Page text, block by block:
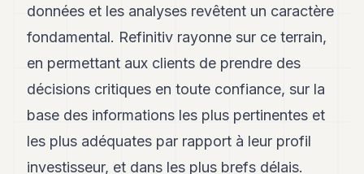
données et les analyses revêtent un caractère
fondamental. Refinitiv rayonne sur ce terrain,
en permettant aux clients de prendre des
décisions critiques en toute confiance, sur la
base des informations les plus pertinentes et
les plus adéquates par rapport à leur profil
investisseur, et dans les plus brefs délais.